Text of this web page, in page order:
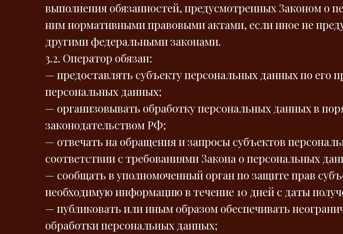
выполнения обязанностей, предусмотренных Законом о
ним нормативными правовыми актами, если иное не
другими федеральными законами.
3.2. Оператор обязан:
— предоставлять субъекту персональных данных по
персональных данных;
— организовывать обработку персональных данных в
законодательством РФ;
— отвечать на обращения и запросы субъектов
соответствии с требованиями Закона о персональных
— сообщать в уполномоченный орган по защите прав
необходимую информацию в течение 10 дней с даты
— публиковать или иным образом обеспечивать
обработки персональных данных;